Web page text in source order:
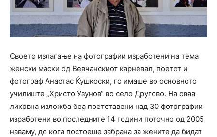
Своето излагање на фотографии изработени на тема
женски маски од Вевчанскиот карневал, поетот и
фотограф Анастас Ќушкоски, го имаше во основното
училиште „Христо Узунов“ во село Другово. На оваа
ликовна изложба беа претставени над 30 фотографии
изработени во последните 14 години поточно од 2005
наваму, до кога постоеше забрана за жените да бидат